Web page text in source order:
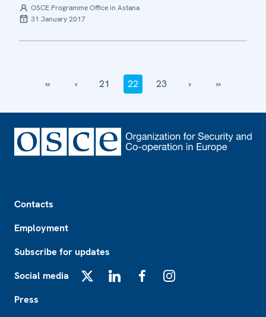
OSCE Programme Office in Astana
31 January 2017
‹‹ ‹ 21 22 23 › ››
Contacts
Employment
Subscribe for updates
Social media
Press